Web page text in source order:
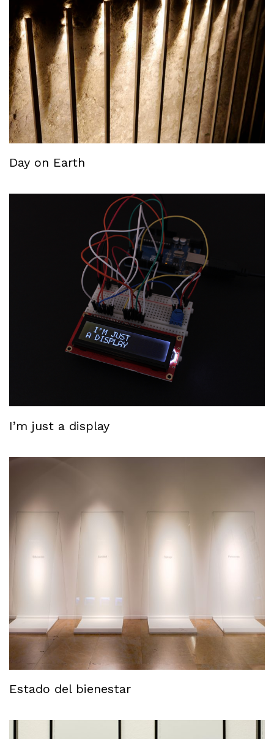
Day on Earth
I’m just a display
Estado del bienestar